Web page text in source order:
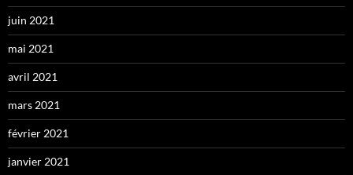
juin 2021
mai 2021
avril 2021
mars 2021
février 2021
janvier 2021